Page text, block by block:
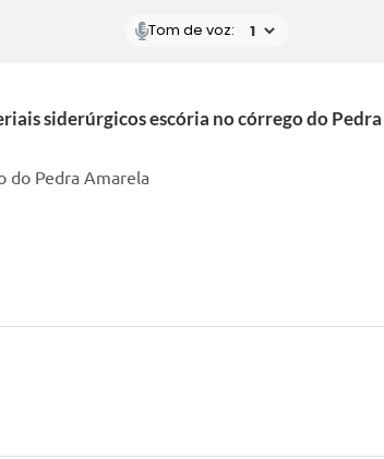
Tom de voz:
siderúrgicos escória no córrego do
do Pedra Amarela